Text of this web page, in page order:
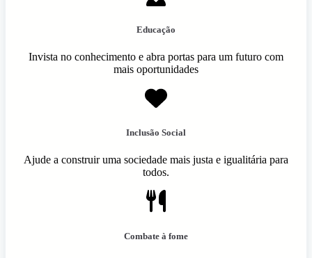
Educação
Invista no conhecimento e abra portas para um futuro com
mais oportunidades
Inclusão Social
Ajude a construir uma sociedade mais justa e igualitária para
todos.
Combate à fome